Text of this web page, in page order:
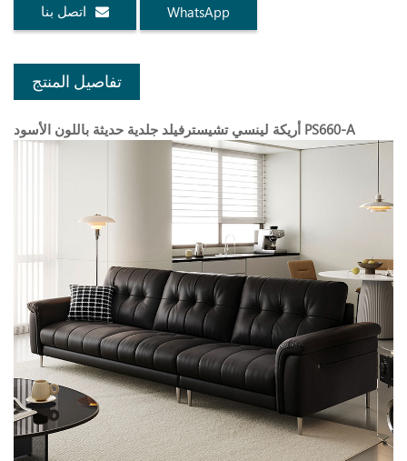
اتصل بنا WhatsApp
تفاصيل المنتج
أريكة لينسي تشيسترفيلد جلدية حديثة باللون الأسود PS660-A